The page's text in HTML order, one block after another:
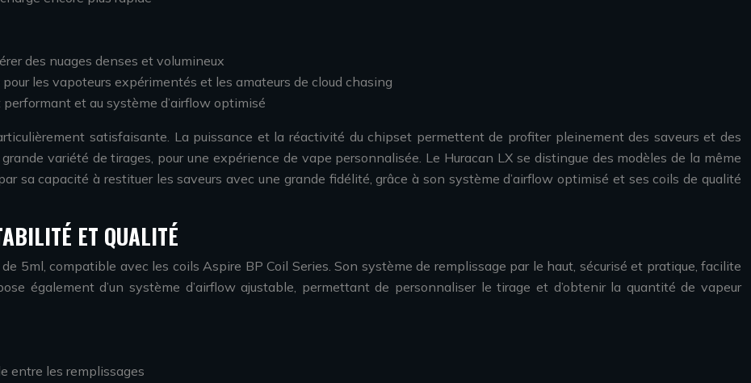
des nuages denses et volumineux
les vapoteurs expérimentés et les amateurs de cloud chasing
et au système d’airflow optimisé
satisfaisante. La puissance et la réactivité du chipset permettent de profiter pleinement des saveurs et des
variété de tirages, pour une expérience de vape personnalisée. Le Huracan LX se distingue des modèles de la même
sa capacité à restituer les saveurs avec une grande fidélité, grâce à son système d’airflow optimisé et ses coils de qualité
ET QUALITÉ
de 5ml, compatible avec les coils Aspire BP Coil Series. Son système de remplissage par le haut, sécurisé et pratique, facilite
également d’un système d’airflow ajustable, permettant de personnaliser le tirage et d’obtenir la quantité de vapeur
entre les remplissages